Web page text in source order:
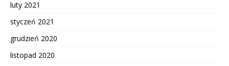
luty 2021
styczeń 2021
grudzień 2020
listopad 2020